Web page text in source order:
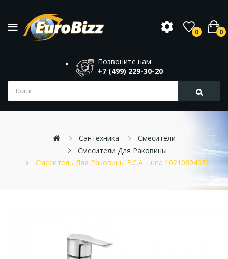
0 0
Позвоните нам:
+7 (499) 229-30-20
Сантехника
Смесители
Смесители Для Раковины
Смеситель Для Раковины E.C.A. Luna 102108949EX